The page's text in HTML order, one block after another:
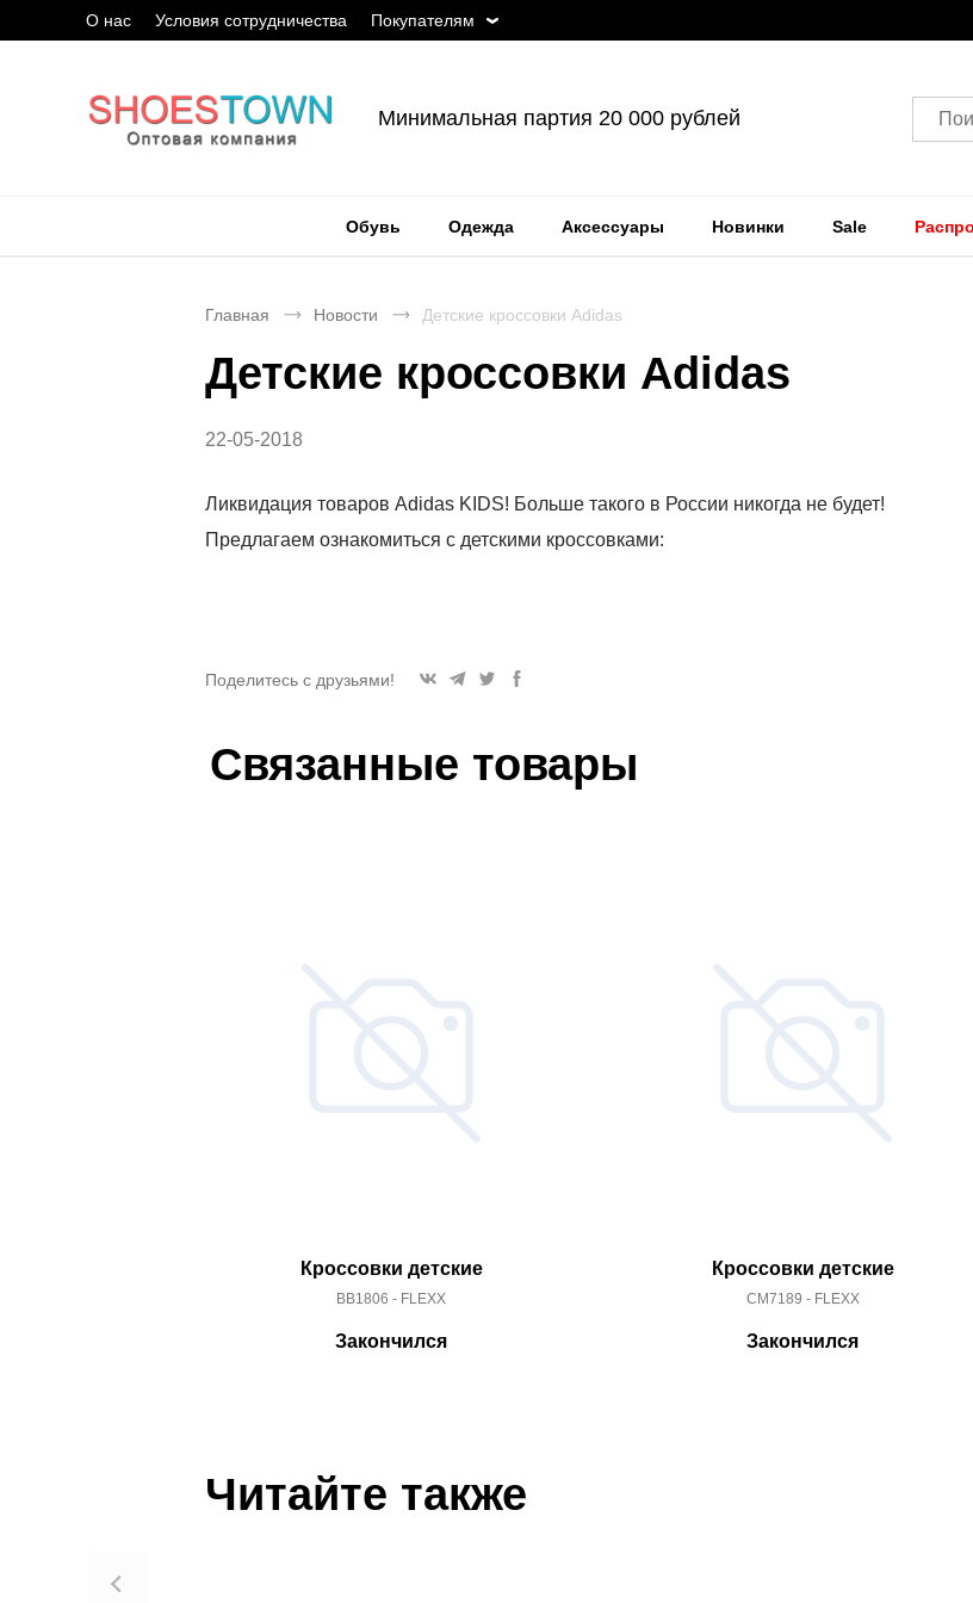
О нас Условия сотрудничества Покупателям
Минимальная партия 20 000 рублей
Обувь Одежда Аксессуары Новинки Sale
Главная Новости Детские кроссовки Adidas
Детские кроссовки Adidas
22-05-2018
Ликвидация товаров Adidas KIDS! Больше такого в России никогда не будет!
Предлагаем ознакомиться с детскими кроссовками:
Поделитесь с друзьями!
Связанные товары
Кроссовки детские
BB1806 - FLEXX
Закончился
Кроссовки детские
CM7189 - FLEXX
Закончился
Читайте также